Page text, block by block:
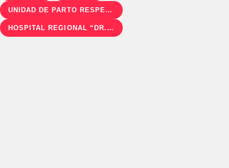
UNIDAD DE PARTO RESPETADO
HOSPITAL REGIONAL “DR. JAIME FERRÉ”